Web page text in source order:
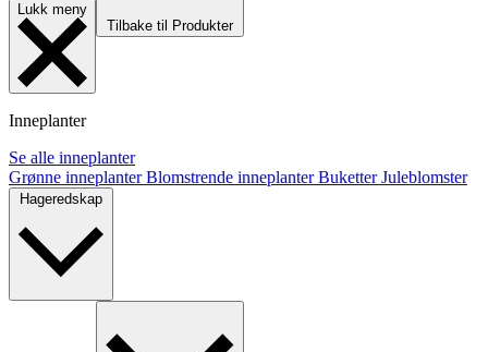
Lukk meny
Tilbake til Produkter
Inneplanter
Se alle inneplanter
Grønne inneplanterBlomstrende inneplanterBuketterJuleblomster